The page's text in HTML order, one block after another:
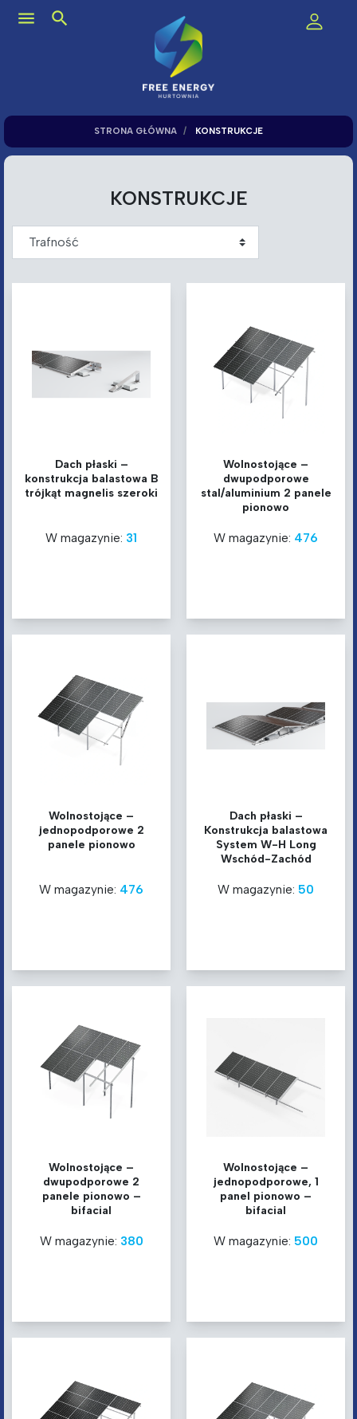
menu search
STRONA GŁÓWNA KONSTRUKCJE
KONSTRUKCJE
Dach płaski –
konstrukcja balastowa B
trójkąt magnelis szeroki
W magazynie: 31
Wolnostojące –
dwupodporowe
stal/aluminium 2 panele
pionowo
W magazynie: 476
Wolnostojące –
jednopodporowe 2
panele pionowo
W magazynie: 476
Dach płaski –
Konstrukcja balastowa
System W-H Long
Wschód-Zachód
W magazynie: 50
Wolnostojące –
dwupodporowe 2
panele pionowo –
bifacial
W magazynie: 380
Wolnostojące –
jednopodporowe, 1
panel pionowo –
bifacial
W magazynie: 500